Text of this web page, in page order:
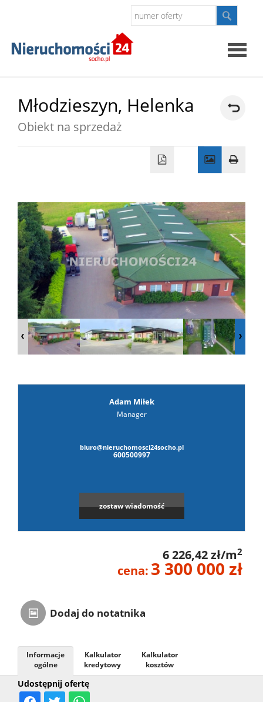
firmie
Młodzieszyn, Helenka
Obiekt na sprzedaż
Adam Miłek
Manager
biuro@nieruchomosci24socho.pl
600500997
zostaw wiadomość
6 226,42 zł/m2
cena: 3 300 000 zł
Dodaj do notatnika
Udostępnij ofertę
Informacje
ogólne
Kalkulator
kredytowy
Kalkulator
kosztów